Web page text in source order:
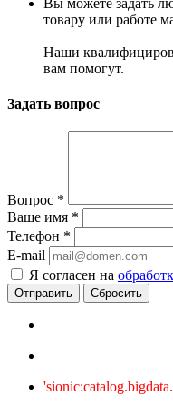
товару или работе
Наши
вам помогут.
Задать вопрос
Вопрос *
Ваше имя *
Телефон *
E-mail
Я согласен на
Сбросить